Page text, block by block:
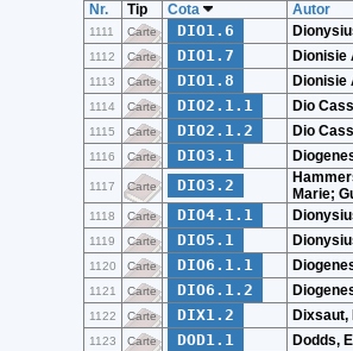
Nr. Tip Cota Autor
1111 Carte DIO1.6
1112 Carte DIO1.7 Dionisie
1113 Carte DIO1.8 Dionisie
1114 Carte DIO2.1.1 Dio
1115 Carte DIO2.1.2 Dio
1116 Carte DIO3.1
1117 Carte DIO3.2
Marie;
1118 Carte DIO4.1.1
1119 Carte DIO5.1
1120 Carte DIO6.1.1
1121 Carte DIO6.1.2
1122 Carte DIX1.2 Dixsaut,
1123 Carte DOD1.1 Dodds,